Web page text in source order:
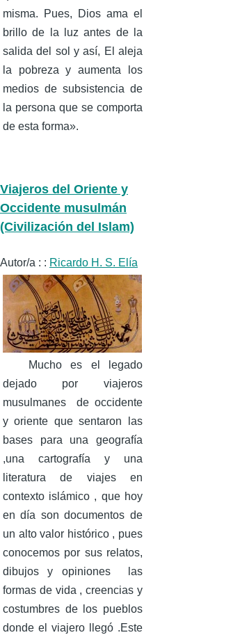
misma. Pues, Dios ama el
brillo de la luz antes de la
salida del sol y así, El aleja
la pobreza y aumenta los
medios de subsistencia de
la persona que se comporta
de esta forma».
Viajeros del Oriente y
Occidente musulmán
(Civilización del Islam)
Autor/a : : Ricardo H. S. Elía
Mucho es el legado
dejado por viajeros
musulmanes de occidente
y oriente que sentaron las
bases para una geografía
,una cartografía y una
literatura de viajes en
contexto islámico , que hoy
en día son documentos de
un alto valor histórico , pues
conocemos por sus relatos,
dibujos y opiniones las
formas de vida , creencias y
costumbres de los pueblos
donde el viajero llegó .Este